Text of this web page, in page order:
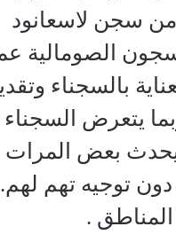
من سجن لاسعانود
الصومالية
بالسجناء
يتعرض السجناء
يحدث بعض المرات
توجيه تهم لهم.
.